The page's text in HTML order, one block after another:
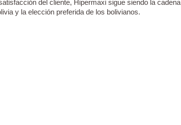
del cliente, Hipermaxi sigue siendo la cadena
y la elección preferida de los bolivianos.